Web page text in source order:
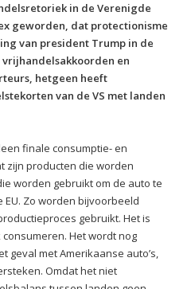
in de Verenigde
geworden, dat protectionisme
van president Trump in de
en
hetgeen heeft
van de VS met landen
finale consumptie- en
zijn producten die worden
worden gebruikt om de auto te
Zo worden bijvoorbeeld
gebruikt. Het is
Het wordt nog
geval met Amerikaanse auto’s,
Omdat het niet